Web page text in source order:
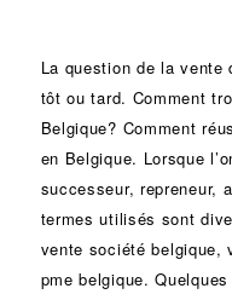
La question de la vente
tôt ou tard. Comment
Belgique? Comment
en Belgique. Lorsque
successeur, repreneur,
termes utilisés sont
vente société belgique,
pme belgique.